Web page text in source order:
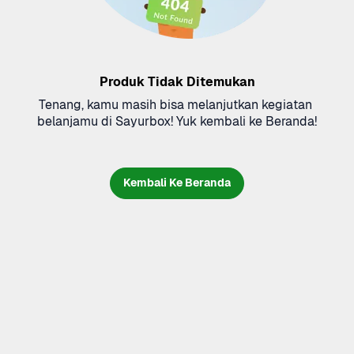
Produk Tidak Ditemukan
Tenang, kamu masih bisa melanjutkan kegiatan
belanjamu di Sayurbox! Yuk kembali ke Beranda!
Kembali Ke Beranda